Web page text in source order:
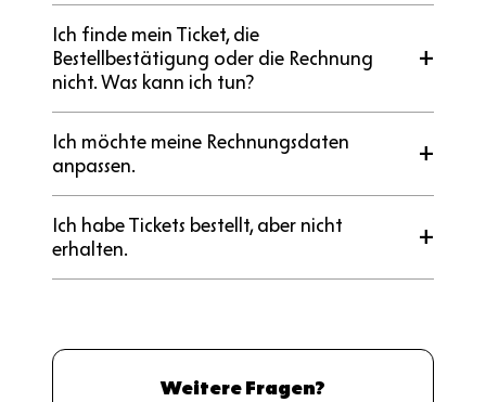
Ich finde mein Ticket, die
Bestellbestätigung oder die Rechnung
nicht. Was kann ich tun?
Ich möchte meine Rechnungsdaten
anpassen.
Ich habe Tickets bestellt, aber nicht
erhalten.
Weitere Fragen?